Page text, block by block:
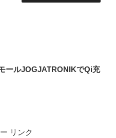
ールJOGJATRONIKでQi充
リンク